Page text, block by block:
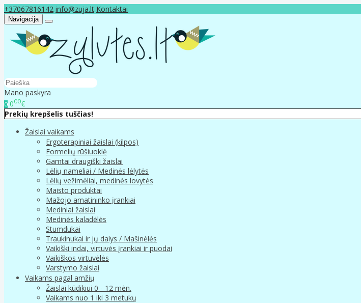
+37067816142 info@zuja.lt Kontaktai
Navigacija
Mano paskyra
0 000€
Prekių krepšelis tuščias!
Žaislai vaikams
Ergoterapiniai žaislai (kilpos)
Formelių rūšiuoklė
Gamtai draugiški žaislai
Lėlių nameliai / Medinės lėlytės
Lėlių vežimėliai, medinės lovytės
Maisto produktai
Mažojo amatininko įrankiai
Mediniai žaislai
Medinės kaladėlės
Stumdukai
Traukinukai ir jų dalys / Mašinėlės
Vaikiški indai, virtuvės įrankiai ir puodai
Vaikiškos virtuvėlės
Varstymo žaislai
Vaikams pagal amžių
Žaislai kūdikiui 0 - 12 mėn.
Vaikams nuo 1 iki 3 metukų